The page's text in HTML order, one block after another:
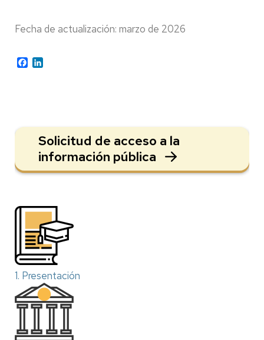
Fecha de actualización: marzo de 2026
Facebook
Solicitud de acceso a la
información pública
1. Presentación